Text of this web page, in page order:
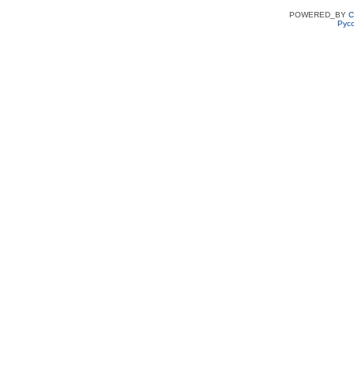
POWERED_BY